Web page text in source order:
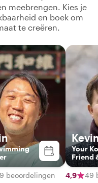
meebrengen. Kies je
en boek om
te creëren.
beoordelingen
Your
Friend
4,9
49